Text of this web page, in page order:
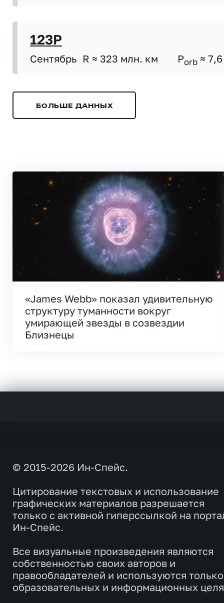
123P
Сентябрь R ≈ 323 млн. км Porb ≈ 7,6
БОЛЬШЕ ДАННЫХ
«James Webb» показал удивительную
структуру туманности вокруг
умирающей звезды в созвездии
Близнецы
© 2015-2026 Ин-Спейс.
Цитирование текстовых и использование
графических материалов разрешается
только с активной гиперссылкой на
Ин-Спейс.
Все визуальные произведения являются
собственностью своих авторов и
правообладателей и используются
образовательных и информационных